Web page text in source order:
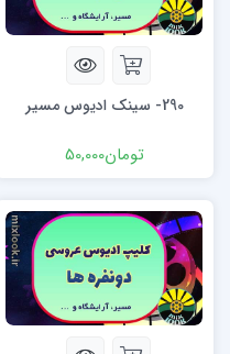
290- سینک ادیوس مسیر
تومان50,000